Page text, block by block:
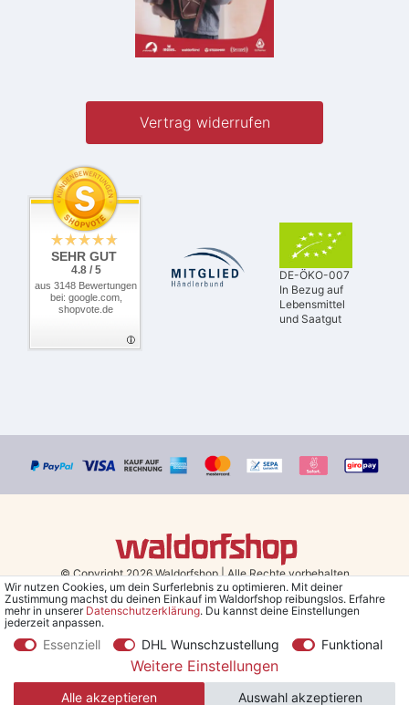
Vertrag widerrufen
SEHR GUT
4.8 / 5
aus 3148 Bewertungen
bei: google.com,
shopvote.de
DE-ÖKO-007
In Bezug auf
Lebensmittel
und Saatgut
© Copyright 2026 Waldorfshop|Alle Rechte vorbehalten.
Bestellungen mit Prio Versand bis 13 Uhr, garantierter Versand am
*Kostenlose Lieferung in Deutschland und Österreich ab 79 €.
nur für Sparversand - ausgenommen Sperrgut und Speditionsware)
**Den 5€ Gutschein erhältst du nach Bestätigung des Newsletters
Wir nutzen Cookies, um dein Surferlebnis zu optimieren. Mit deiner
Zustimmung machst du deinen Einkauf im Waldorfshop reibungslos. Erfahre
mehr in unserer Daten­schutz­erklärung. Du kannst deine Einstellungen
jederzeit anpassen.
Essenziell DHL Wunschzustellung Funktional
Weitere Einstellungen
Alle akzeptieren Auswahl akzeptieren